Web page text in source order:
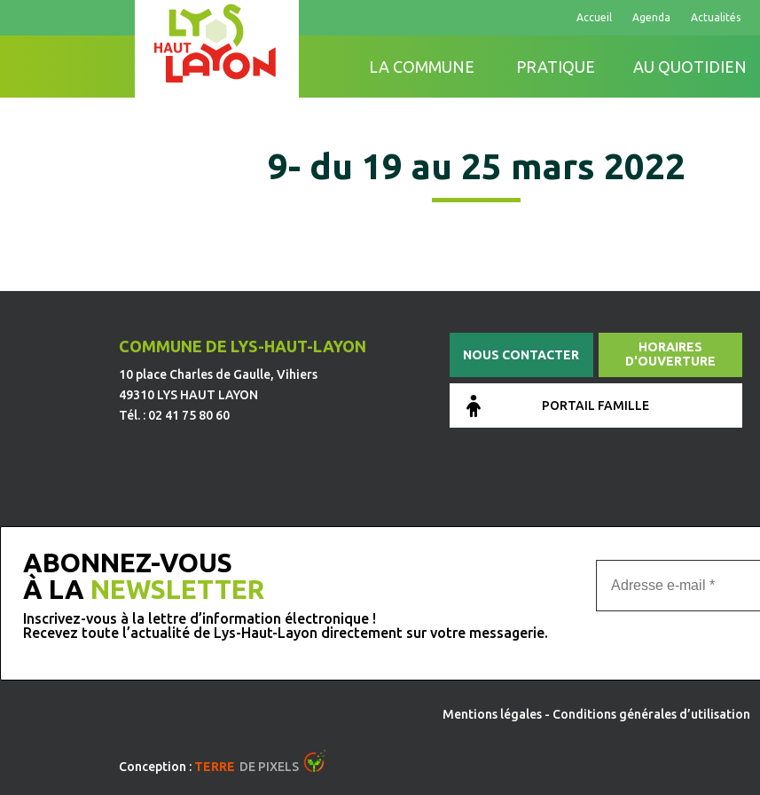
Accueil Agenda Actualités
LA COMMUNE PRATIQUE AU QUOTIDIEN
9- du 19 au 25 mars 2022
COMMUNE DE LYS-HAUT-LAYON
10 place Charles de Gaulle, Vihiers
49310 LYS HAUT LAYON
Tél. : 02 41 75 80 60
NOUS CONTACTER
HORAIRES
D'OUVERTURE
PORTAIL FAMILLE
ABONNEZ-VOUS
À LA NEWSLETTER
Inscrivez-vous à la lettre d’information électronique !
Recevez toute l’actualité de Lys-Haut-Layon directement sur votre messagerie.
Mentions légales- Conditions générales d’utilisation
Conception : TERRE DE PIXELS